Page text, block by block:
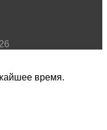
время.